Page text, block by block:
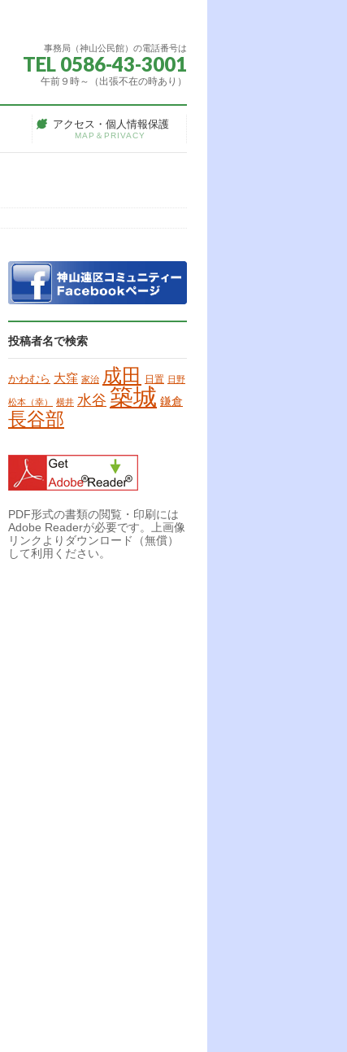
事務局（神山公民館）の電話番号は
TEL 0586-43-3001
午前９時～（出張不在の時あり）
アクセス・個人情報保護
MAP＆PRIVACY
投稿者名で検索
かわむら 大窪 家治 成田 日置 日野
松本（幸） 横井 水谷 築城 鎌倉
長谷部
PDF形式の書類の閲覧・印刷には
Adobe Readerが必要です。上画像
リンクよりダウンロード（無償）
して利用ください。